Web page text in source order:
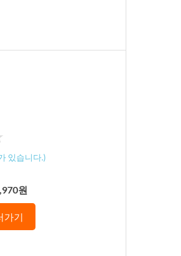
있습니다.)
원
가기